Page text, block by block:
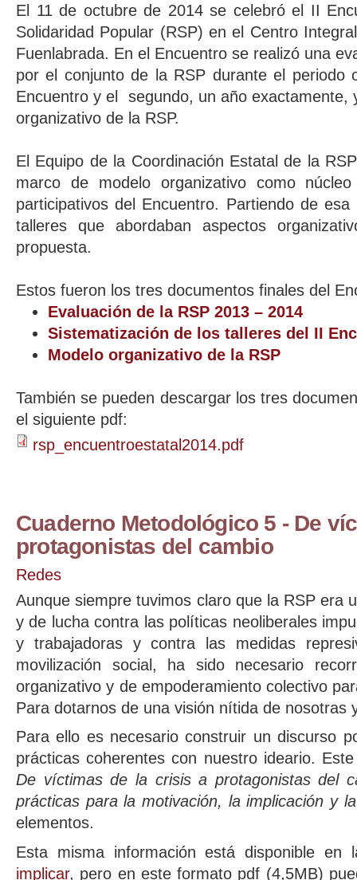
El 11 de octubre de 2014 se celebró el II
Solidaridad Popular (RSP) en el Centro
Fuenlabrada. En el Encuentro se realizó una
por el conjunto de la RSP durante el periodo
Encuentro y el segundo, un año exactamente,
organizativo de la RSP.
El Equipo de la Coordinación Estatal de la
marco de modelo organizativo como
participativos del Encuentro. Partiendo de
talleres que abordaban aspectos
propuesta.
Estos fueron los tres documentos finales del
Evaluación de la RSP 2013 – 2014
Sistematización de los talleres del II
Modelo organizativo de la RSP
También se pueden descargar los tres
el siguiente pdf:
rsp_encuentroestatal2014.pdf
Cuaderno Metodológico 5 - De
protagonistas del cambio
Redes
Aunque siempre tuvimos claro que la RSP era
y de lucha contra las políticas neoliberales
y trabajadoras y contra las medidas
movilización social, ha sido necesario
organizativo y de empoderamiento colectivo
Para dotarnos de una visión nítida de nosotras
Para ello es necesario construir un discurso
prácticas coherentes con nuestro ideario.
De víctimas de la crisis a protagonistas del
prácticas para la motivación, la implicación y
elementos.
Esta misma información está disponible en
implicar, pero en este formato pdf (4,5MB)